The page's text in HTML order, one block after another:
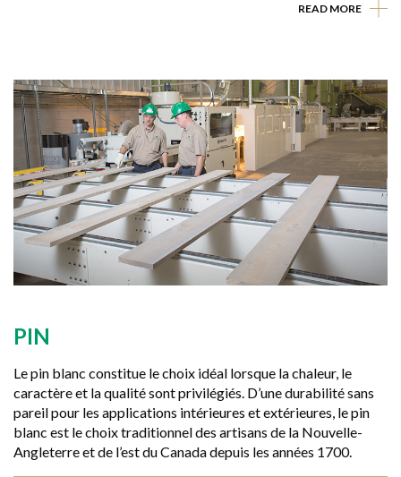
READ MORE
PIN
Le pin blanc constitue le choix idéal lorsque la chaleur, le
caractère et la qualité sont privilégiés. D’une durabilité sans
pareil pour les applications intérieures et extérieures, le pin
blanc est le choix traditionnel des artisans de la Nouvelle-
Angleterre et de l’est du Canada depuis les années 1700.